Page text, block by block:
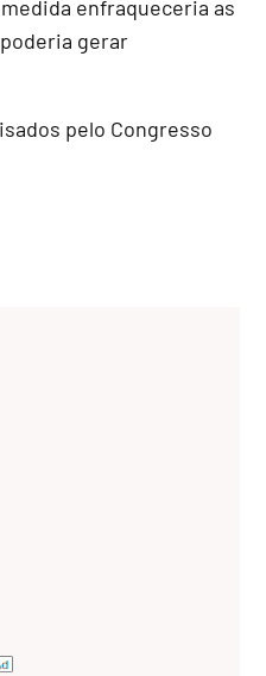
enfraqueceria as
gerar
pelo Congresso